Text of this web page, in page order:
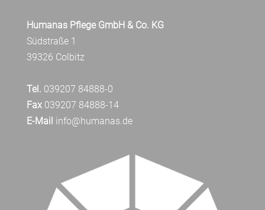
Humanas Pflege GmbH & Co. KG
Südstraße 1
39326 Colbitz
Tel. 039207 84888-0
Fax039207 84888-14
E-Mail info@humanas.de